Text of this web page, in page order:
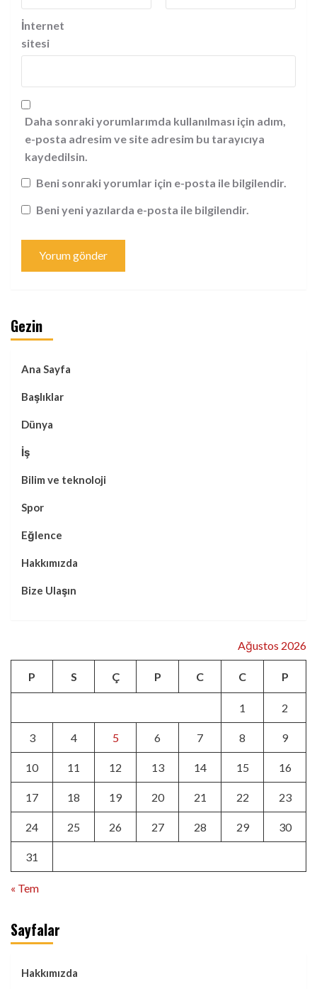
İnternet
sitesi
Daha sonraki yorumlarımda kullanılması için adım,
e-posta adresim ve site adresim bu tarayıcıya
kaydedilsin.
Beni sonraki yorumlar için e-posta ile bilgilendir.
Beni yeni yazılarda e-posta ile bilgilendir.
Gezin
Ana Sayfa
Başlıklar
Dünya
İş
Bilim ve teknoloji
Spor
Eğlence
Hakkımızda
Bize Ulaşın
Ağustos 2026
P S Ç P C C P
1 2
3 4 5 6 7 8 9
10 11 12 13 14 15 16
17 18 19 20 21 22 23
24 25 26 27 28 29 30
31
« Tem
Sayfalar
Hakkımızda